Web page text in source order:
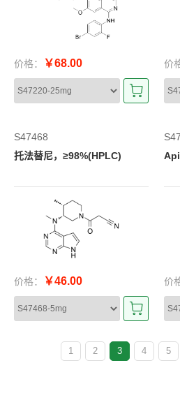
价格： ￥68.00 价
S47468
托法替尼，≥98%(HPLC)
价格： ￥46.00 价
1 2 3 4 5